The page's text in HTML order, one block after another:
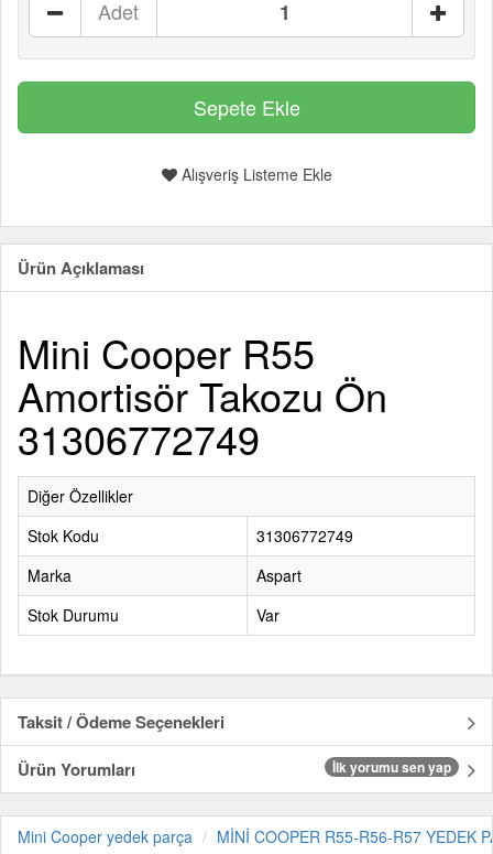
Adet
Alışveriş Listeme Ekle
Ürün Açıklaması
Mini Cooper R55
Amortisör Takozu Ön
31306772749
Diğer Özellikler
Stok Kodu
31306772749
Marka
Aspart
Stok Durumu
Var
Taksit / Ödeme Seçenekleri
Ürün Yorumları
İlk yorumu sen yap
Mini Cooper yedek parça MİNİ COOPER R55-R56-R57 YEDEK